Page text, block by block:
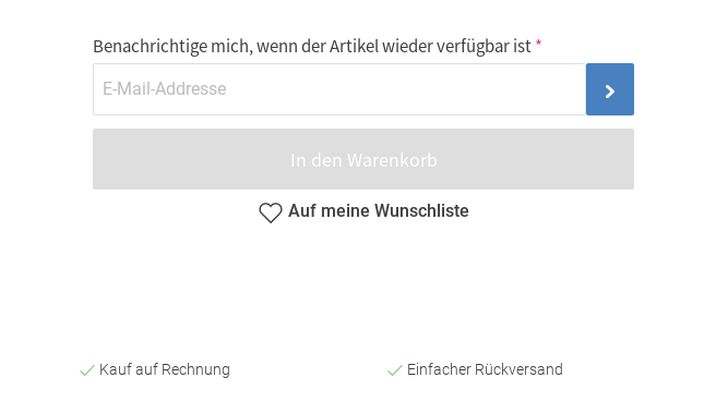
Benachrichtige mich, wenn der Artikel wieder verfügbar ist
In den Warenkorb
Auf meine Wunschliste
Kauf auf Rechnung Einfacher Rückversand